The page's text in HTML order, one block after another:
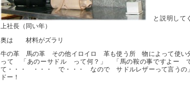
と説明して
上社長（同い年）
奥は 材料がズラリ
牛の革 馬の革 その他イロイロ 革も使う所 物によって使い
って 「あのーサドル って何？」 「馬の鞍の事ですよー
て・・・ ・・・ で・・・ なので サドルレザーって言うの
ドー！